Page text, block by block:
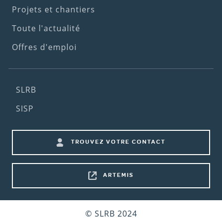
Projets et chantiers
Toute l'actualité
Offres d'emploi
Footer
(2nd
SLRB
SISP
Footer
shortcuts
TROUVEZ VOTRE CONTACT
ARTEMIS
© SLRB 2024